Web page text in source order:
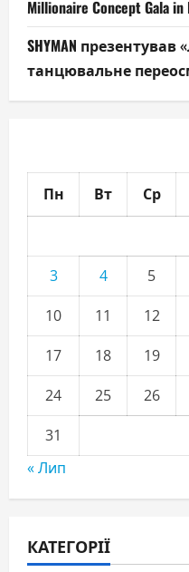
Millionaire Concept Gala in
SHYMAN презентував
танцювальне
Пн Вт Ср
3
4 5
10
11 12
17
18 19
24
25 26
31
« Лип
КАТЕГОРІЇ